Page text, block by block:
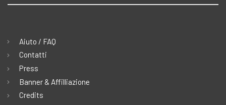
Aiuto / FAQ
Contatti
Press
Banner & Affilliazione
Credits